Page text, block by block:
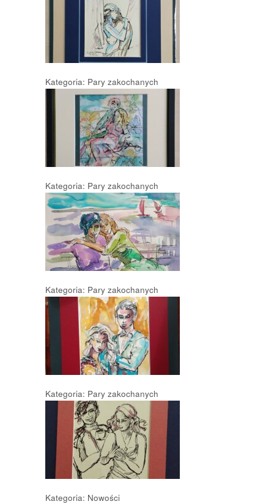
Kategoria: Pary zakochanych
Kategoria: Pary zakochanych
Kategoria: Pary zakochanych
Kategoria: Pary zakochanych
Kategoria: Nowości